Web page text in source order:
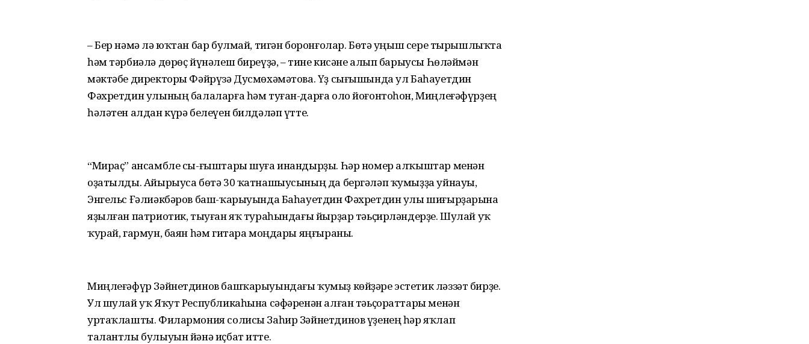
– Бер нәмә лә юҡтан бар булмай, тигән боронғолар. Бөтә уңыш сере тырышлыҡта
һәм тәрбиәлә дөрөҫ йүнәлеш биреүҙә, – тине кисәне алып барыусы Һөләймән
мәктәбе директоры Фәйрүзә Дусмөхәмәтова. Үҙ сығышында ул Баһауетдин
Фәхретдин улының балаларға һәм туған-дарға оло йоғонтоһон, Миңлеғәфүрҙең
һәләтен алдан күрә белеүен билдәләп үтте.
“Мираҫ” ансамбле сы-ғыштары шуға инандырҙы. Һәр номер алҡыштар менән
оҙатылды. Айырыуса бөтә 30 ҡатнашыусының да бергәләп ҡумыҙҙа уйнауы,
Энгельс Ғәлиәкбәров баш-ҡарыуында Баһауетдин Фәхретдин улы шиғырҙарына
яҙылған патриотик, тыуған яҡ тураһындағы йырҙар тәьҫирләндерҙе. Шулай уҡ
ҡурай, гармун, баян һәм гитара моңдары яңғыраны.
Миңлеғәфүр Зәйнетдинов башҡарыуындағы ҡумыҙ көйҙәре эстетик ләззәт бирҙе.
Ул шулай уҡ Яҡут Республикаһына сәфәренән алған тәьҫораттары менән
уртаҡлашты. Филармония солисы Заһир Зәйнетдинов үҙенең һәр яҡлап
талантлы булыуын йәнә иҫбат итте.